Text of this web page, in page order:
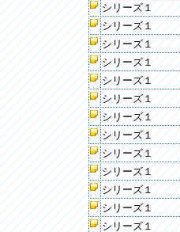
シリーズ１
シリーズ１
シリーズ１
シリーズ１
シリーズ１
シリーズ１
シリーズ１
シリーズ１
シリーズ１
シリーズ１
シリーズ１
シリーズ１
シリーズ１